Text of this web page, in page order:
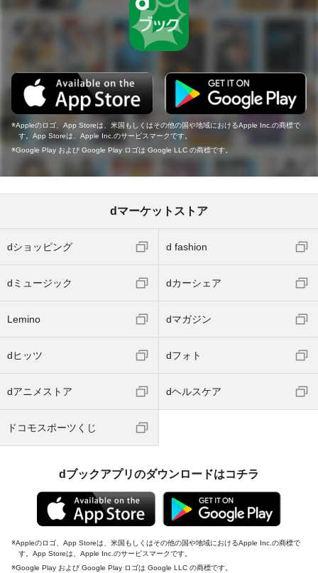
Appleのロゴ、App Storeは、米国もしくはその他の国や地域におけるApple Inc.の商標で
す。App Storeは、Apple Inc.のサービスマークです。
Google Play および Google Play ロゴは Google LLC の商標です。
dマーケットストア
dショッピング d fashion
dミュージック dカーシェア
Lemino dマガジン
dヒッツ dフォト
dアニメストア dヘルスケア
ドコモスポーツくじ
dブックアプリのダウンロードはコチラ
Appleのロゴ、App Storeは、米国もしくはその他の国や地域におけるApple Inc.の商標で
す。App Storeは、Apple Inc.のサービスマークです。
Google Play および Google Play ロゴは Google LLC の商標です。